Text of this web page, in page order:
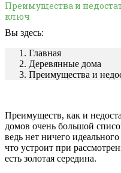
Преимущества и
ключ
Вы здесь:
Главная
Деревянные дома
Преимущества и
Преимуществ, как и
домов очень большой
ведь нет ничего
что устроит при
есть золотая середина.